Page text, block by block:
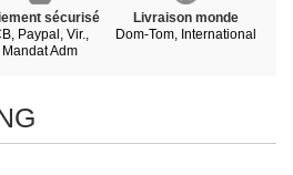
sécurisé
Paypal, Vir.,
Mandat Adm
Livraison monde
Dom-Tom, International